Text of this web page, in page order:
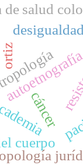
ortiz
cuerpo
cáncer
de salud